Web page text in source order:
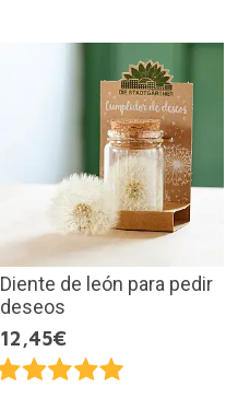
Diente de león para pedir
deseos
12,45€